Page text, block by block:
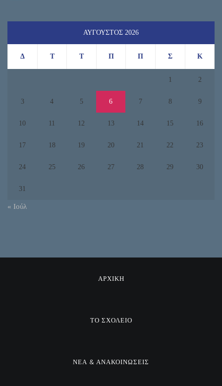
ΑΎΓΟΥΣΤΟΣ 2026
Δ Τ Τ Π Π Σ Κ
1 2
3 4 5 6 7 8 9
10 11 12 13 14 15 16
17 18 19 20 21 22 23
24 25 26 27 28 29 30
31
« Ιούλ
ΑΡΧΙΚΗ
ΤΟ ΣΧΟΛΕΙΟ
ΝΕΑ & ΑΝΑΚΟΙΝΩΣΕΙΣ